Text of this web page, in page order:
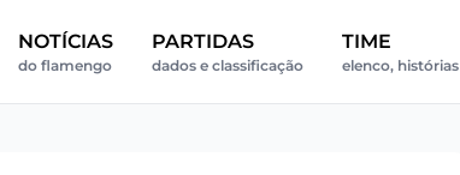
NOTÍCIAS
do flamengo
PARTIDAS
dados e classificação
TIME
elenco, histórias